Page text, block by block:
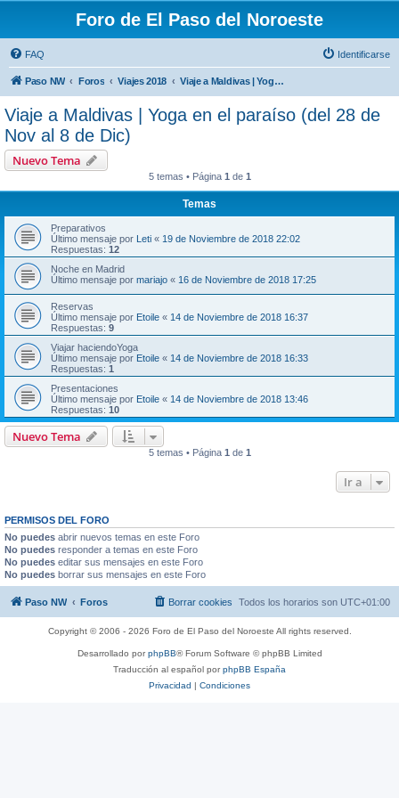
Foro de El Paso del Noroeste
FAQ Identificarse
Paso NW Foros Viajes 2018 Viaje a Maldivas | Yoga en el paraíso (del 28 de Nov al 8 de Dic)
Viaje a Maldivas | Yoga en el paraíso (del 28 de
Nov al 8 de Dic)
Nuevo Tema
5 temas • Página 1 de 1
Temas
Preparativos
Último mensaje por Leti « 19 de Noviembre de 2018 22:02
Respuestas: 12
Noche en Madrid
Último mensaje por mariajo « 16 de Noviembre de 2018 17:25
Reservas
Último mensaje por Etoile « 14 de Noviembre de 2018 16:37
Respuestas: 9
Viajar haciendoYoga
Último mensaje por Etoile « 14 de Noviembre de 2018 16:33
Respuestas: 1
Presentaciones
Último mensaje por Etoile « 14 de Noviembre de 2018 13:46
Respuestas: 10
Nuevo Tema
5 temas • Página 1 de 1
Ir a
PERMISOS DEL FORO
No puedes abrir nuevos temas en este Foro
No puedes responder a temas en este Foro
No puedes editar sus mensajes en este Foro
No puedes borrar sus mensajes en este Foro
Paso NW Foros Todos los horarios son UTC+01:00
Borrar cookies
Copyright © 2006 - 2026 Foro de El Paso del Noroeste All rights reserved.
Desarrollado porphpBB® Forum Software © phpBB Limited
Traducción al español porphpBB España
Privacidad | Condiciones